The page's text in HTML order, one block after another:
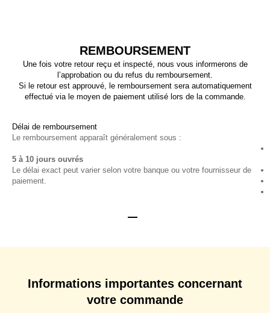
REMBOURSEMENT
Une fois votre retour reçu et inspecté, nous vous informerons de
l’approbation ou du refus du remboursement.
Si le retour est approuvé, le remboursement sera automatiquement
effectué via le moyen de paiement utilisé lors de la commande.
Délai de remboursement
Le remboursement apparaît généralement sous :
5 à 10 jours ouvrés
Le délai exact peut varier selon votre banque ou votre fournisseur de
paiement.
Informations importantes concernant
votre commande